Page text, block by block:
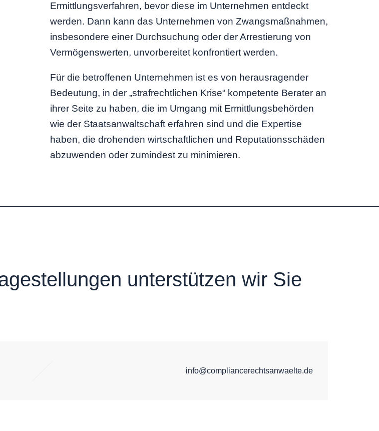
Ermittlungsverfahren, bevor diese im Unternehmen entdeckt
werden. Dann kann das Unternehmen von Zwangsmaßnahmen,
insbesondere einer Durchsuchung oder der Arrestierung von
Vermögenswerten, unvorbereitet konfrontiert werden.
Für die betroffenen Unternehmen ist es von herausragender
Bedeutung, in der „strafrechtlichen Krise“ kompetente Berater an
ihrer Seite zu haben, die im Umgang mit Ermittlungsbehörden
wie der Staatsanwaltschaft erfahren sind und die Expertise
haben, die drohenden wirtschaftlichen und Reputationsschäden
abzuwenden oder zumindest zu minimieren.
unterstützen wir Sie
info@compliancerechtsanwaelte.de